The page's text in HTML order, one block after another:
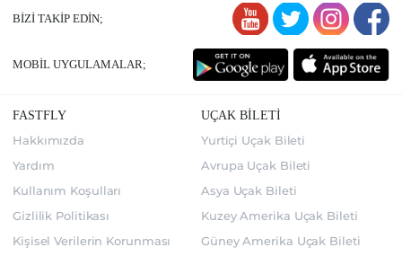
BİZİ TAKİP EDİN;
MOBİL UYGULAMALAR;
FASTFLY
Hakkımızda
Yardım
Kullanım Koşulları
Gizlilik Politikası
Kişisel Verilerin Korunması
UÇAK BİLETİ
Yurtiçi Uçak Bileti
Avrupa Uçak Bileti
Asya Uçak Bileti
Kuzey Amerika Uçak Bileti
Güney Amerika Uçak Bileti